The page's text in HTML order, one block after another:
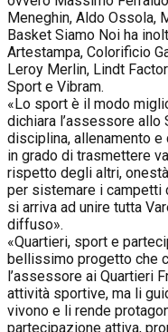
Meneghin, Aldo Ossola,
Basket Siamo Noi ha
Artestampa, Colorificio
Leroy Merlin, Lindt
Sport e Vibram.
«Lo sport è il modo
dichiara l’assessore
disciplina, allenamento e
in grado di trasmettere
rispetto degli altri,
per sistemare i campetti
si arriva ad unire tutta
diffuso».
«Quartieri, sport e
bellissimo progetto che
l’assessore ai Quartieri
attività sportive, ma li
vivono e li rende
partecipazione attiva,